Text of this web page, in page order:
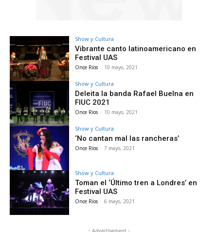
Show y Cultura
Vibrante canto latinoamericano en
Festival UAS
Once Ríos - 10 mayo, 2021
Show y Cultura
Deleita la banda Rafael Buelna en
FIUC 2021
Once Ríos - 10 mayo, 2021
Show y Cultura
‘No cantan mal las rancheras’
Once Ríos - 7 mayo, 2021
Show y Cultura
Toman el ‘Último tren a Londres’ en
Festival UAS
Once Ríos - 6 mayo, 2021
- Advertisement -